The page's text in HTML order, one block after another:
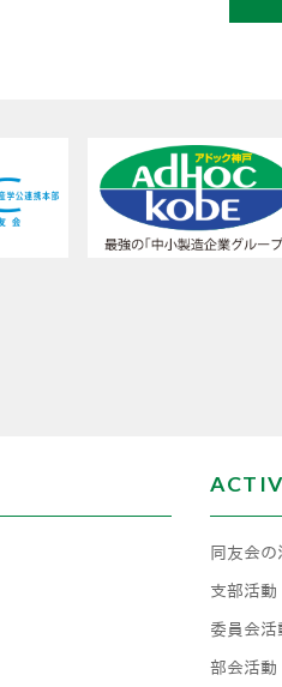
同友会の
支部活動
委員会活
部会活動